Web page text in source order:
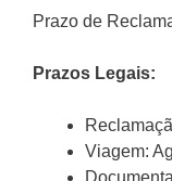
Prazo de
Prazos Legais:
Viagem: